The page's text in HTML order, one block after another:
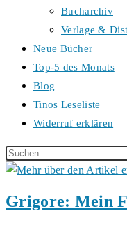
Bucharchiv
Verlage &
Neue Bücher
Top-5 des Monats
Blog
Tinos Leseliste
Widerruf erklären
Diese
Website
Grigore: Mein